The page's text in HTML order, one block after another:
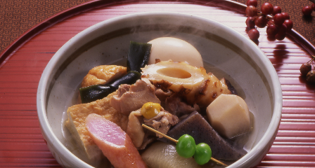
酢 調味酢
お酢ドリンク ぽん酢
みりん風・料理酒 鍋用調味料
新商品一覧
キャンペーン情報
ブランド・スペシャルサイト
ブランド・スペシャルサイト トップ
商品ブランドサイト
企業情報